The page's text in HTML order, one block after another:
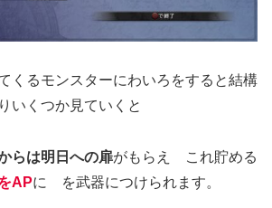
くるモンスターにわいろをすると結構
いくつか見ていくと
らは明日への扉がもらえ これ貯める
APに を武器につけられます。